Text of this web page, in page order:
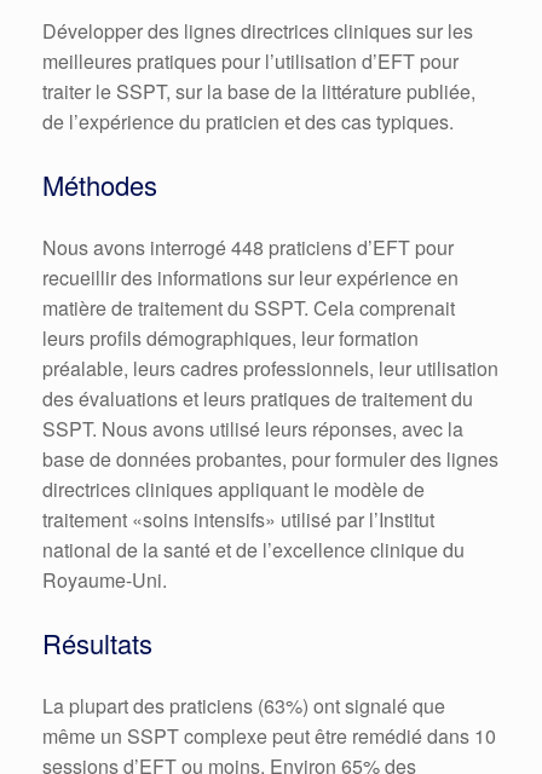
Développer des lignes directrices cliniques sur les
meilleures pratiques pour l’utilisation d’EFT pour
traiter le SSPT, sur la base de la littérature publiée,
de l’expérience du praticien et des cas typiques.
Méthodes
Nous avons interrogé 448 praticiens d’EFT pour
recueillir des informations sur leur expérience en
matière de traitement du SSPT. Cela comprenait
leurs profils démographiques, leur formation
préalable, leurs cadres professionnels, leur utilisation
des évaluations et leurs pratiques de traitement du
SSPT. Nous avons utilisé leurs réponses, avec la
base de données probantes, pour formuler des lignes
directrices cliniques appliquant le modèle de
traitement «soins intensifs» utilisé par l’Institut
national de la santé et de l’excellence clinique du
Royaume-Uni.
Résultats
La plupart des praticiens (63%) ont signalé que
même un SSPT complexe peut être remédié dans 10
sessions d’EFT ou moins. Environ 65% des